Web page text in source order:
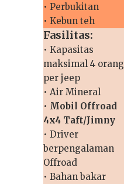
• Perbukitan
• Kebun teh
Fasilitas:
• Kapasitas
maksimal 4 orang
per jeep
• Air Mineral
• Mobil Offroad
4x4 Taft/Jimny
• Driver
berpengalaman
Offroad
• Bahan bakar